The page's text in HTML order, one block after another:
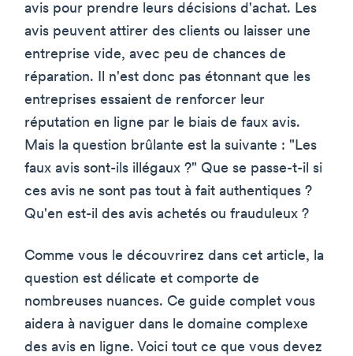
avis pour prendre leurs décisions d'achat. Les
avis peuvent attirer des clients ou laisser une
entreprise vide, avec peu de chances de
réparation. Il n'est donc pas étonnant que les
entreprises essaient de renforcer leur
réputation en ligne par le biais de faux avis.
Mais la question brûlante est la suivante : "Les
faux avis sont-ils illégaux ?" Que se passe-t-il si
ces avis ne sont pas tout à fait authentiques ?
Qu'en est-il des avis achetés ou frauduleux ?
Comme vous le découvrirez dans cet article, la
question est délicate et comporte de
nombreuses nuances. Ce guide complet vous
aidera à naviguer dans le domaine complexe
des avis en ligne. Voici tout ce que vous devez